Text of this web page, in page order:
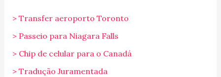
> Transfer aeroporto Toronto
> Passeio para Niagara Falls
> Chip de celular para o Canadá
> Tradução Juramentada